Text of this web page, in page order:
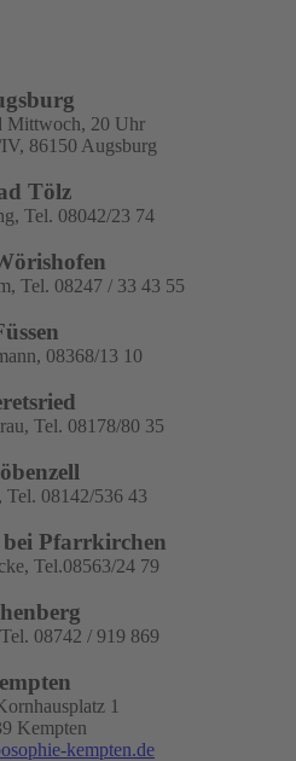
Mittwoch, 20 Uhr
86150 Augsburg
Tölz
Tel. 08042/23 74
Tel. 08247 / 33 43 55
08368/13 10
Tel. 08178/80 35
Tel. 08142/536 43
Pfarrkirchen
Tel.08563/24 79
08742 / 919 869
1
Kempten
kempten.de